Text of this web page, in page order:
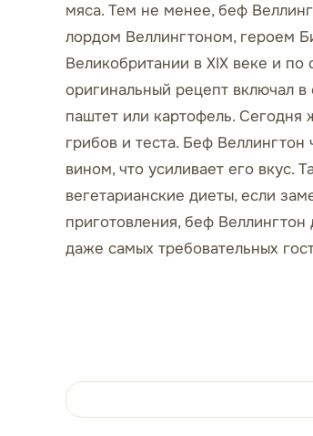
мяса. Тем не менее, беф
лордом Веллингтоном, героем
Великобритании в XIX веке и по
оригинальный рецепт включал
паштет или картофель. Сегодня
грибов и теста. Беф
вином, что усиливает его вкус.
вегетарианские диеты, если
приготовления, беф
даже самых требовательных